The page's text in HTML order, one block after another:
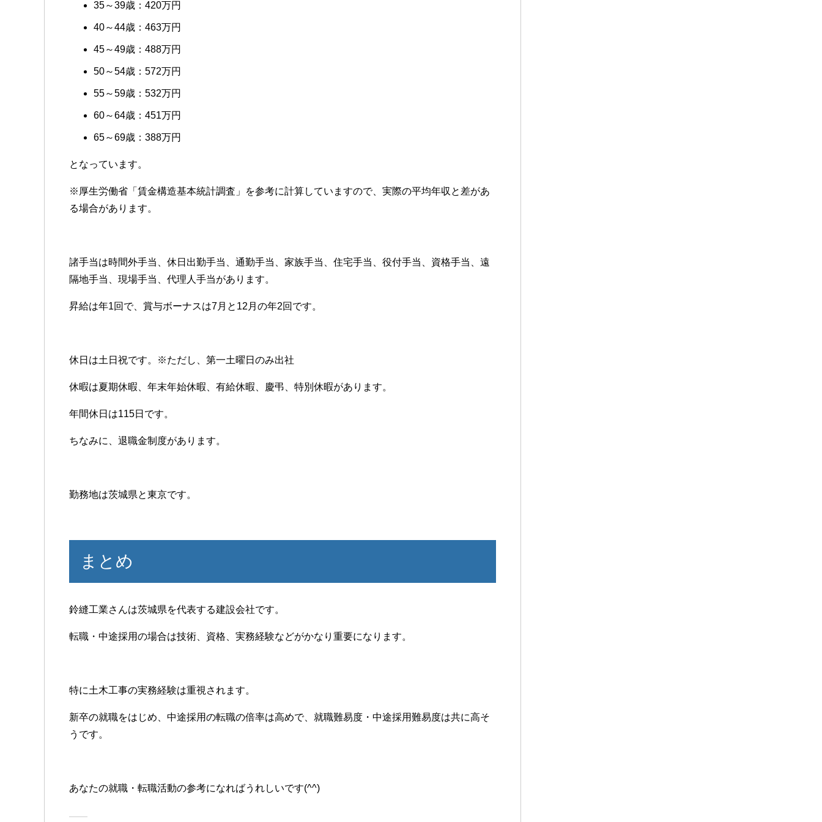
35～39歳：420万円
40～44歳：463万円
45～49歳：488万円
50～54歳：572万円
55～59歳：532万円
60～64歳：451万円
65～69歳：388万円
となっています。
※厚生労働省「賃金構造基本統計調査」を参考に計算していますので、実際の平均年収と差があ
る場合があります。
諸手当は時間外手当、休日出勤手当、通勤手当、家族手当、住宅手当、役付手当、資格手当、遠
隔地手当、現場手当、代理人手当があります。
昇給は年1回で、賞与ボーナスは7月と12月の年2回です。
休日は土日祝です。※ただし、第一土曜日のみ出社
休暇は夏期休暇、年末年始休暇、有給休暇、慶弔、特別休暇があります。
年間休日は115日です。
ちなみに、退職金制度があります。
勤務地は茨城県と東京です。
まとめ
鈴縫工業さんは茨城県を代表する建設会社です。
転職・中途採用の場合は技術、資格、実務経験などがかなり重要になります。
特に土木工事の実務経験は重視されます。
新卒の就職をはじめ、中途採用の転職の倍率は高めで、就職難易度・中途採用難易度は共に高そ
うです。
あなたの就職・転職活動の参考になればうれしいです(^^)